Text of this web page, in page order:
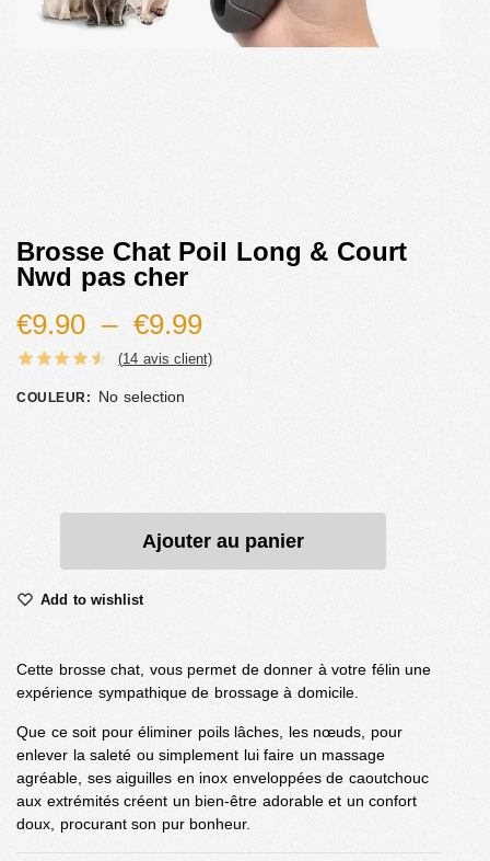
Brosse Chat Poil Long & Court
Nwd pas cher
€9.90 – €9.99
(14 avis client)
COULEUR: No selection
Ajouter au panier
Add to wishlist
Cette brosse chat, vous permet de donner à votre félin une
expérience sympathique de brossage à domicile.
Que ce soit pour éliminer poils lâches, les nœuds, pour
enlever la saleté ou simplement lui faire un massage
agréable, ses aiguilles en inox enveloppées de caoutchouc
aux extrémités créent un bien-être adorable et un confort
doux, procurant son pur bonheur.